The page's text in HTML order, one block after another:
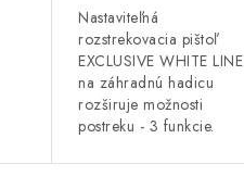
Nastaviteľná
rozstrekovacia pištoľ
EXCLUSIVE WHITE LINE
na záhradnú hadicu
rozširuje možnosti
postreku - 3 funkcie.